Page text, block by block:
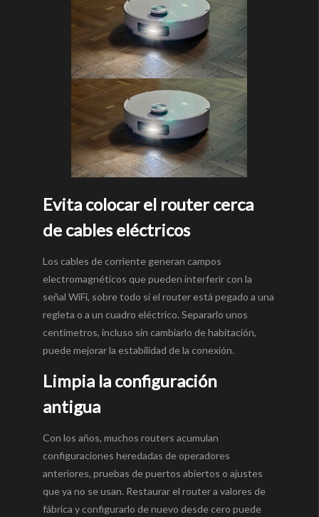
Evita colocar el router cerca
de cables eléctricos
Los cables de corriente generan campos
electromagnéticos que pueden interferir con la
señal WiFi, sobre todo si el router está pegado a una
regleta o a un cuadro eléctrico. Separarlo unos
centímetros, incluso sin cambiarlo de habitación,
puede mejorar la estabilidad de la conexión.
Limpia la configuración
antigua
Con los años, muchos routers acumulan
configuraciones heredadas de operadores
anteriores, pruebas de puertos abiertos o ajustes
que ya no se usan. Restaurar el router a valores de
fábrica y configurarlo de nuevo desde cero puede